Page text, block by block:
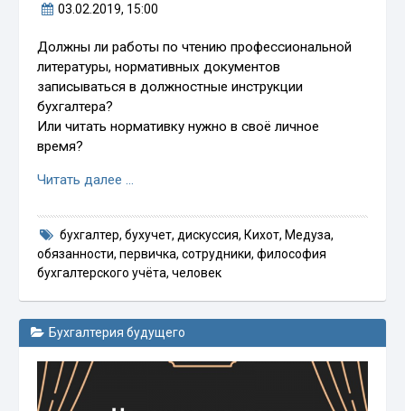
03.02.2019, 15:00
Должны ли работы по чтению профессиональной
литературы, нормативных документов
записываться в должностные инструкции
бухгалтера?
Или читать нормативку нужно в своё личное
время?
Читать далее …
бухгалтер, бухучет, дискуссия, Кихот, Медуза,
обязанности,первичка,сотрудники,философия
бухгалтерского учёта,человек
Бухгалтерия будущего